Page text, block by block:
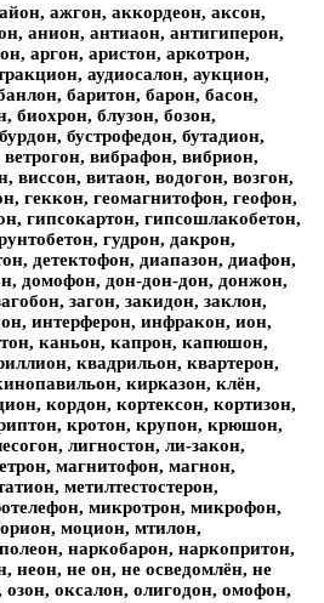
ажгон, аккордеон, аксон,
анион, антиаон, антигиперон,
аргон, аристон, аркотрон,
аудиосалон, аукцион,
баритон, барон, басон,
биохрон, блузон, бозон,
бустрофедон, бутадион,
вибрафон, вибрион,
витаон, водогон, возгон,
геккон, геомагнитофон, геофон,
гипсокартон, гипсошлакобетон,
гудрон, дакрон,
детектофон, диапазон, диафон,
домофон, дон-дон-дон, донжон,
загон, закидон, заклон,
интерферон, инфракон, ион,
каньон, капрон, капюшон,
квадрильон, квартерон,
кирказон, клён,
кордон, кортексон, кортизон,
кротон, крупон, крюшон,
лигностон, ли-закон,
магнитофон, магнон,
метилтестостерон,
микротрон, микрофон,
моцион, мтилон,
наркобарон, наркопритон,
неон, не он, не осведомлён, не
оксалон, олигодон, омофон,